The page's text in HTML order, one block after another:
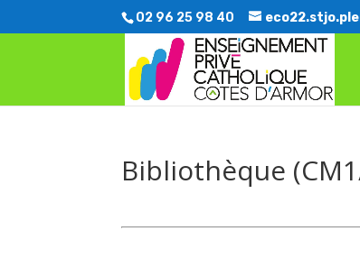
02 96 25 98 40
Bibliothèque